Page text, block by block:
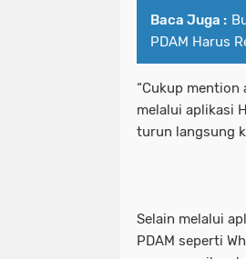
Baca Juga :
PDAM Harus
“Cukup mention
melalui aplikasi
turun langsung
Selain melalui
PDAM seperti